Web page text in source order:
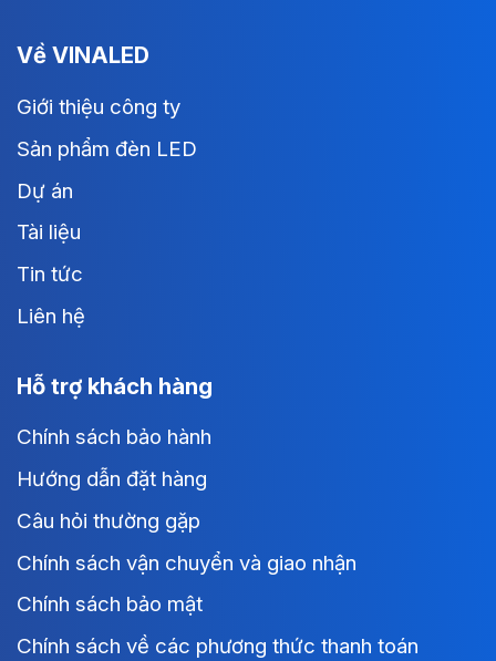
Về VINALED
Giới thiệu công ty
Sản phẩm đèn LED
Dự án
Tài liệu
Tin tức
Liên hệ
Hỗ trợ khách hàng
Chính sách bảo hành
Hướng dẫn đặt hàng
Câu hỏi thường gặp
Chính sách vận chuyển và giao nhận
Chính sách bảo mật
Chính sách về các phương thức thanh toán